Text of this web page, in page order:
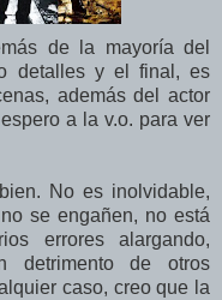
de la mayoría del
detalles y el final, es
además del actor
a la v.o. para ver
No es inolvidable,
se engañen, no está
errores alargando,
detrimento de otros
caso, creo que la